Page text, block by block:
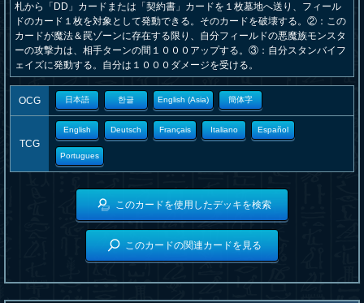
札から「DD」カードまたは「契約書」カードを１枚墓地へ送り、フィール
ドのカード１枚を対象として発動できる。そのカードを破壊する。②：この
カードが魔法＆罠ゾーンに存在する限り、自分フィールドの悪魔族モンスタ
ーの攻撃力は、相手ターンの間１０００アップする。③：自分スタンバイフ
ェイズに発動する。自分は１０００ダメージを受ける。
OCG 日本語 한글 English (Asia) 簡体字
TCG
English Deutsch Français Italiano Español
Portugues
このカードを使用したデッキを検索
このカードの関連カードを見る